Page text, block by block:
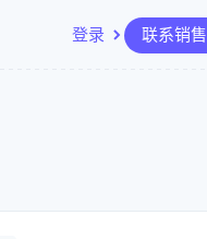
登录 联系销售
Radar